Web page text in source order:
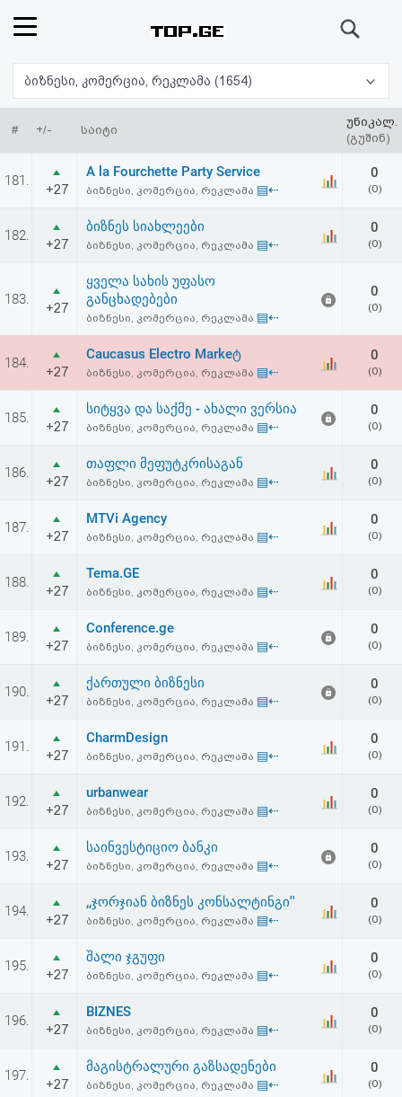
რეიტინგი
(მთავარი)
ფოსტა
პასუხი
ავტორიზაცია
რეგისტრაცია
პაროლის
აღდგენა
HTML
სალიცენზიო
შეთანხმება
პასუხისმგებლობის
უარყოფა
ბიზნესი, კომერცია, რეკლამა (1654)
# +/- საიტი
უნიკალ.
(გუშინ)
181.
+27
A la Fourchette Party Service
ბიზნესი, კომერცია, რეკლამა ▤⇠
0
(0)
182.
+27
ბიზნეს სიახლეები
ბიზნესი, კომერცია, რეკლამა ▤⇠
0
(0)
183.
+27
ყველა სახის უფასო
განცხადებები
ბიზნესი, კომერცია, რეკლამა ▤⇠
0
(0)
184.
+27
Caucasus Electro Markeტ
ბიზნესი, კომერცია, რეკლამა ▤⇠
0
(0)
185.
+27
სიტყვა და საქმე - ახალი ვერსია
ბიზნესი, კომერცია, რეკლამა ▤⇠
0
(0)
186.
+27
თაფლი მეფუტკრისაგან
ბიზნესი, კომერცია, რეკლამა ▤⇠
0
(0)
187.
+27
MTVi Agency
ბიზნესი, კომერცია, რეკლამა ▤⇠
0
(0)
188.
+27
Tema.GE
ბიზნესი, კომერცია, რეკლამა ▤⇠
0
(0)
189.
+27
Conference.ge
ბიზნესი, კომერცია, რეკლამა ▤⇠
0
(0)
190.
+27
ქართული ბიზნესი
ბიზნესი, კომერცია, რეკლამა ▤⇠
0
(0)
191.
+27
CharmDesign
ბიზნესი, კომერცია, რეკლამა ▤⇠
0
(0)
192.
+27
urbanwear
ბიზნესი, კომერცია, რეკლამა ▤⇠
0
(0)
193.
+27
საინვესტიციო ბანკი
ბიზნესი, კომერცია, რეკლამა ▤⇠
0
(0)
194.
+27
,,ჯორჯიან ბიზნეს კონსალტინგი''
ბიზნესი, კომერცია, რეკლამა ▤⇠
0
(0)
195.
+27
შალი ჯგუფი
ბიზნესი, კომერცია, რეკლამა ▤⇠
0
(0)
196.
+27
BIZNES
ბიზნესი, კომერცია, რეკლამა ▤⇠
0
(0)
197.
+27
მაგისტრალური გაზსადენები
ბიზნესი, კომერცია, რეკლამა ▤⇠
0
(0)